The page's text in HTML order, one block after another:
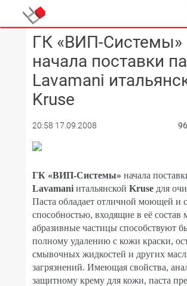
ГК «ВИП-Системы»
начала поставки
Lavamani
Kruse
20:58 17.09.2008
ГК «ВИП-Системы» начала
Lavamani итальянской Kruse для
Паста обладает отличной моющей и
способностью, входящие в её состав
абразивные частицы способствуют
полному удалению с кожи краски,
смывочных жидкостей и других
загрязнений. Имеющая свойства,
защитному крему для кожи, паста